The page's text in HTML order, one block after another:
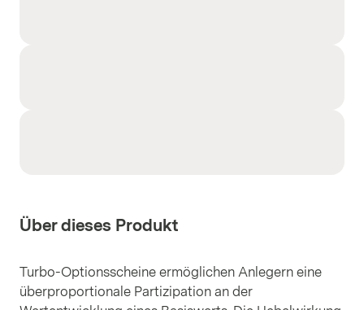
Über dieses Produkt
Turbo-Optionsscheine ermöglichen Anlegern eine
überproportionale Partizipation an der